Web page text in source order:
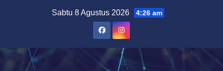
Sabtu 8 Agustus 2026 4:26 am